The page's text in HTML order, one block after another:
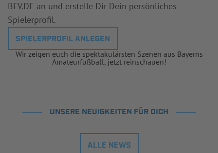
BFV.DE an und erstelle Dir Dein persönliches
Spielerprofil.
SPIELERPROFIL ANLEGEN
Wir zeigen euch die spektakulärsten Szenen aus Bayerns
Amateurfußball, jetzt reinschauen!
UNSERE NEUIGKEITEN FÜR DICH
ALLE NEWS